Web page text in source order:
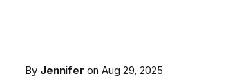
By Jennifer on Aug 29, 2025